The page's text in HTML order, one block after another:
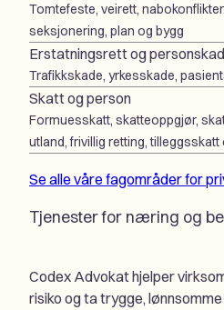
Tomtefeste, veirett,
seksjonering, plan og bygg
Erstatningsrett og
Trafikkskade, yrkesskade,
Skatt og person
Formuesskatt, skatteoppgjør,
utland, frivillig retting,
Se alle våre fagområder for
Tjenester for næring og
Codex Advokat hjelper
risiko og ta trygge,